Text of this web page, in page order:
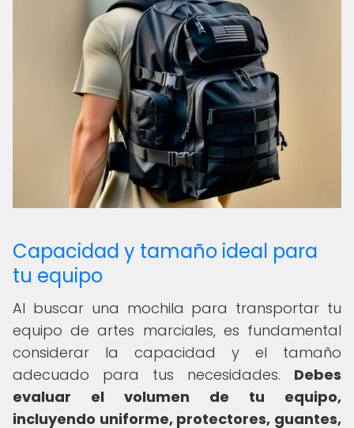
Capacidad y tamaño ideal para
tu equipo
Al buscar una mochila para transportar tu
equipo de artes marciales, es fundamental
considerar la capacidad y el tamaño
adecuado para tus necesidades. Debes
evaluar el volumen de tu equipo,
incluyendo uniforme, protectores, guantes,